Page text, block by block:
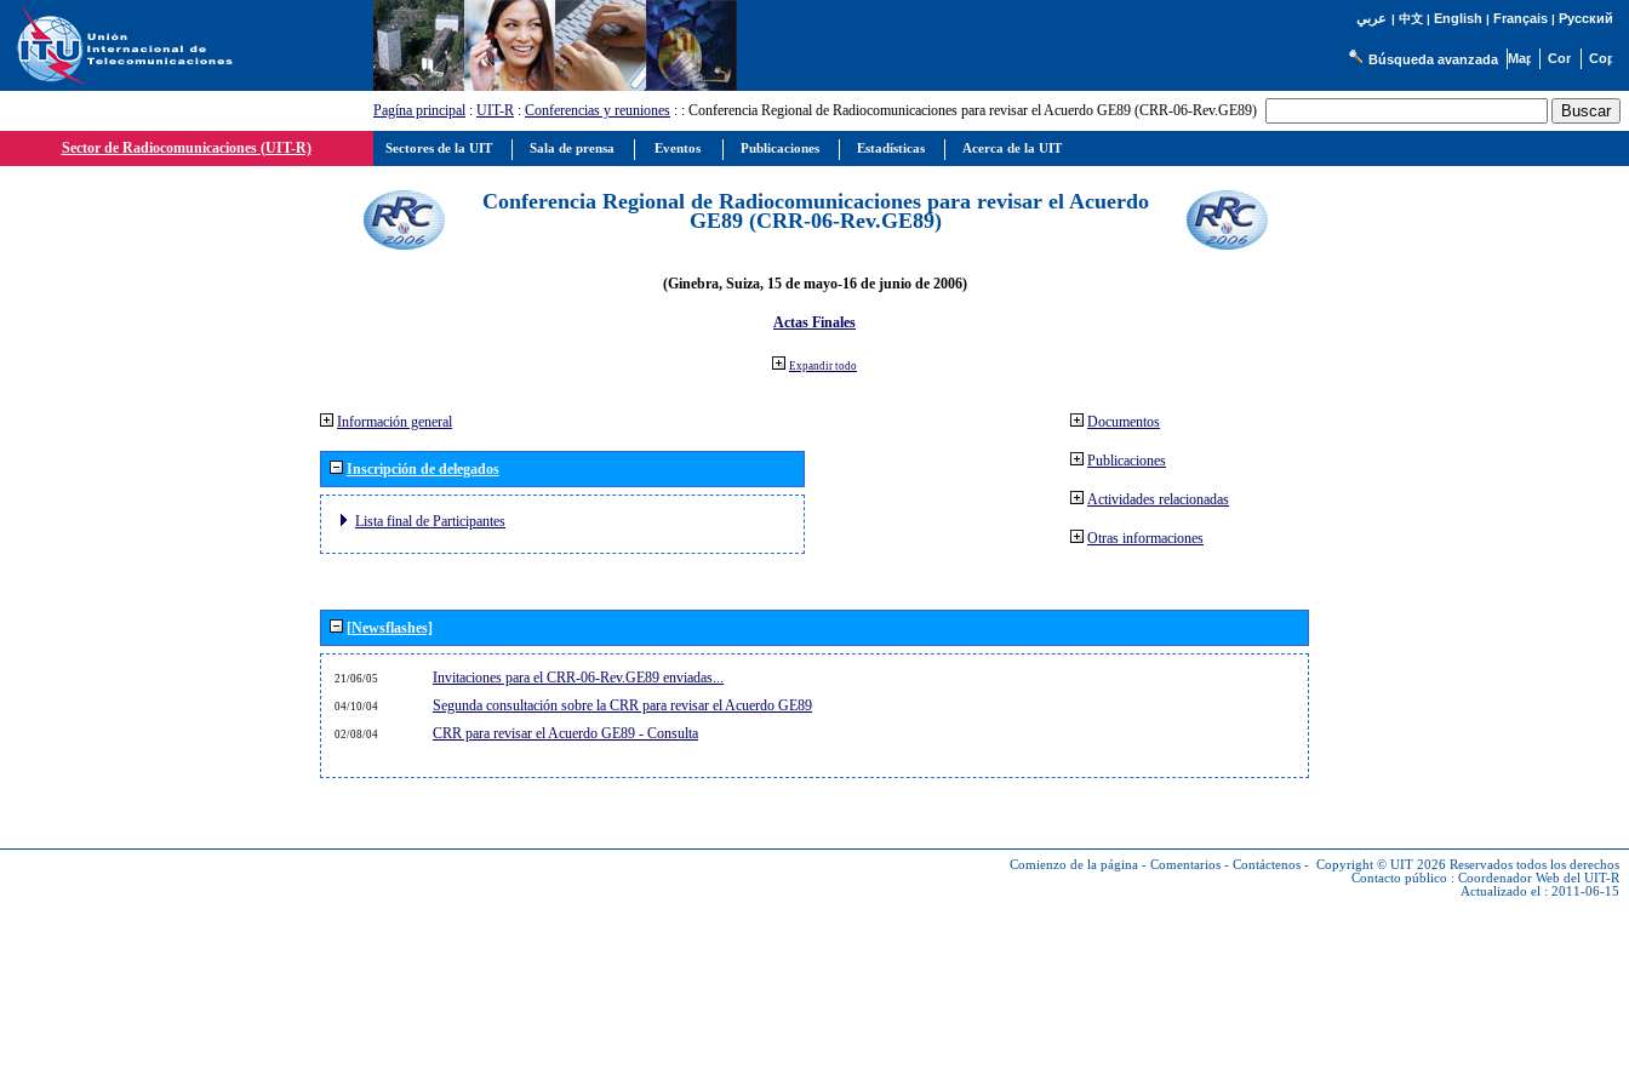
عربي | 中文| English | Français| Русский
Búsqueda avanzada
Pagína principal : UIT-R : Conferencias y reuniones : : Conferencia Regional de Radiocomunicaciones para revisar el Acuerdo GE89 (CRR-06-Rev.GE89)
Sector de Radiocomunicaciones (UIT-R)
Conferencia Regional de Radiocomunicaciones para revisar el Acuerdo
GE89 (CRR-06-Rev.GE89)
(Ginebra, Suiza, 15 de mayo-16 de junio de 2006)
Actas Finales
Expandir todo
Información general
Inscripción de delegados
Lista final de Participantes
Documentos
Publicaciones
Actividades relacionadas
Otras informaciones
[Newsflashes]
21/06/05 Invitaciones para el CRR-06-Rev.GE89 enviadas...
04/10/04 Segunda consultación sobre la CRR para revisar el Acuerdo GE89
02/08/04 CRR para revisar el Acuerdo GE89 - Consulta
Comienzo de la página - Comentarios - Contáctenos - Copyright © UIT 2026 Reservados todos los derechos
Contacto público : Coordenador Web del UIT-R
Actualizado el : 2011-06-15
Sectores de la UIT Sala de prensa Eventos Publicaciones Estadísticas Acerca de la UIT